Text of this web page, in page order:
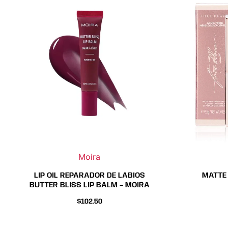
Moira
tiene
múltiples
variantes.
Las
opciones
se
pueden
elegir
de
producto
LIP OIL REPARADOR DE LABIOS
BUTTER BLISS LIP BALM – MOIRA
$102.50
tiene
opciones
se
pueden
elegir
producto
MATTE